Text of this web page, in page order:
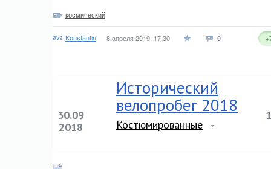
космический
Konstantin 8 апреля 2019, 17:30 0
30.09
2018
Исторический
велопробег 2018
Костюмированные
1